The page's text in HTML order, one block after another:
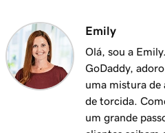
Emily
Olá, sou a
GoDaddy,
uma mistura de
de torcida.
um grande